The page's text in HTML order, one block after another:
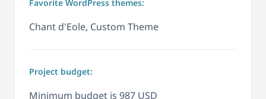
Favorite WordPress themes:
Chant d'Eole, Custom Theme
Project budget:
Minimum budget is 987 USD